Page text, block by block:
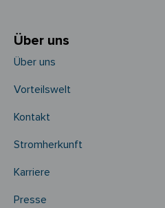
Über uns
Über uns
Vorteilswelt
Kontakt
Stromherkunft
Karriere
Presse